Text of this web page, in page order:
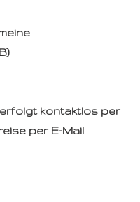
kontaktlos per
per E-Mail